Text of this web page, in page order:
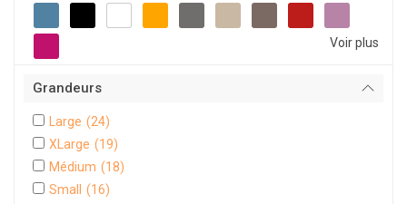
Voir plus
Grandeurs
Large (24)
XLarge (19)
Médium (18)
Small
(16)